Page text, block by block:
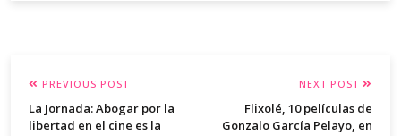
PREVIOUS POST
La Jornada: Abogar por la
libertad en el cine es la
NEXT POST
Flixolé, 10 películas de
Gonzalo García Pelayo, en